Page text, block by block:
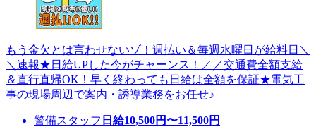
もう金欠とは言わせないゾ！週払い＆毎週水曜日が給料日＼
＼速報★日給UPした今がチャーンス！／／交通費全額支給
＆直行直帰OK！早く終わっても日給は全額を保証★電気工
事の現場周辺で案内・誘導業務をお任せ♪
警備スタッフ 日給10,500円〜11,500円